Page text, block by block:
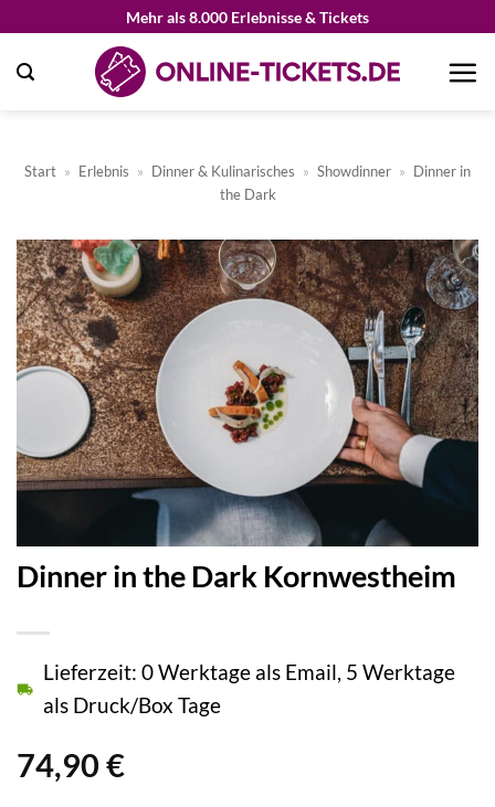
springen
Mehr als 8.000 Erlebnisse & Tickets
Start » Erlebnis » Dinner & Kulinarisches » Showdinner » Dinner in
the Dark
Dinner in the Dark Kornwestheim
74,90 €
Lieferzeit: 0 Werktage als Email, 5 Werktage
als Druck/Box Tage